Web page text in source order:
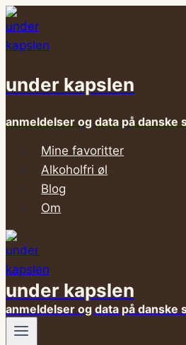
Fortsæt
til
indhold
under kapslen
anmeldelser og data på danske
Mine favoritter
Alkoholfri øl
Blog
Om
under kapslen
anmeldelser og data på danske